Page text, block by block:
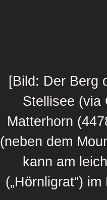
[Bild: Der Berg
Stellisee (via
Matterhorn
(neben dem
kann am
(„Hörnligrat“)